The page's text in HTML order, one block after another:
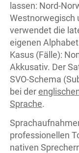
lassen: Nord-
Westnorwegisch
verwendet die
eigenen
Kasus (Fälle):
Akkusativ. Der
SVO-Schema
bei der
Sprache.
professionellen
nativen